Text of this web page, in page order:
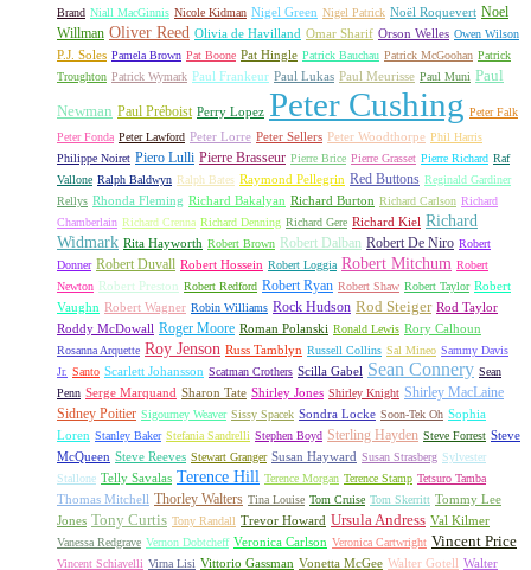
Brand Niall MacGinnis Nicole Kidman Nigel Green Nigel Patrick Noël Roquevert Noel
Willman Oliver Reed Olivia de Havilland Omar Sharif Orson Welles Owen Wilson
P.J. Soles Pamela Brown Pat Boone Pat Hingle Patrick Bauchau Patrick McGoohan Patrick
Troughton Patrick Wymark Paul Frankeur Paul Lukas Paul Meurisse Paul Muni Paul
Newman Paul Préboist Perry Lopez Peter Cushing Peter Falk
Peter Fonda Peter Lawford Peter Lorre Peter Sellers Peter Woodthorpe Phil Harris
Philippe Noiret Piero Lulli Pierre Brasseur Pierre Brice Pierre Grasset Pierre Richard Raf
Vallone Ralph Baldwyn Ralph Bates Raymond Pellegrin Red Buttons Reginald Gardiner
Rellys Rhonda Fleming Richard Bakalyan Richard Burton Richard Carlson Richard
Chamberlain Richard Crenna Richard Denning Richard Gere Richard Kiel Richard
Widmark Rita Hayworth Robert Brown Robert Dalban Robert De Niro Robert
Donner Robert Duvall Robert Hossein Robert Loggia Robert Mitchum Robert
Newton Robert Preston Robert Redford Robert Ryan Robert Shaw Robert Taylor Robert
Vaughn Robert Wagner Robin Williams Rock Hudson Rod Steiger Rod Taylor
Roddy McDowall Roger Moore Roman Polanski Ronald Lewis Rory Calhoun
Rosanna Arquette Roy Jenson Russ Tamblyn Russell Collins Sal Mineo Sammy Davis
Jr. Santo Scarlett Johansson Scatman Crothers Scilla Gabel Sean Connery Sean
Penn Serge Marquand Sharon Tate Shirley Jones Shirley Knight Shirley MacLaine
Sidney Poitier Sigourney Weaver Sissy Spacek Sondra Locke Soon-Tek Oh Sophia
Loren Stanley Baker Stefania Sandrelli Stephen Boyd Sterling Hayden Steve Forrest Steve
McQueen Steve Reeves Stewart Granger Susan Hayward Susan Strasberg Sylvester
Stallone Telly Savalas Terence Hill Terence Morgan Terence Stamp Tetsuro Tamba
Thomas Mitchell Thorley Walters Tina Louise Tom Cruise Tom Skerritt Tommy Lee
Jones Tony Curtis Tony Randall Trevor Howard Ursula Andress Val Kilmer
Vanessa Redgrave Vernon Dobtcheff Veronica Carlson Veronica Cartwright Vincent Price
Vincent Schiavelli Virna Lisi Vittorio Gassman Vonetta McGee Walter Gotell Walter